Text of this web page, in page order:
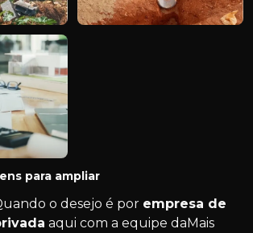
para ampliar
o desejo é por empresa de
aqui com a equipe daMais